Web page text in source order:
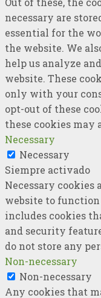
necessary are
essential for the
the website. We
help us analyze
website. These
only with your
opt-out of these
these cookies may
Necessary
Necessary
Siempre activado
Necessary cookies
website to
includes cookies
and security
do not store any
Non-necessary
Non-necessary
Any cookies that